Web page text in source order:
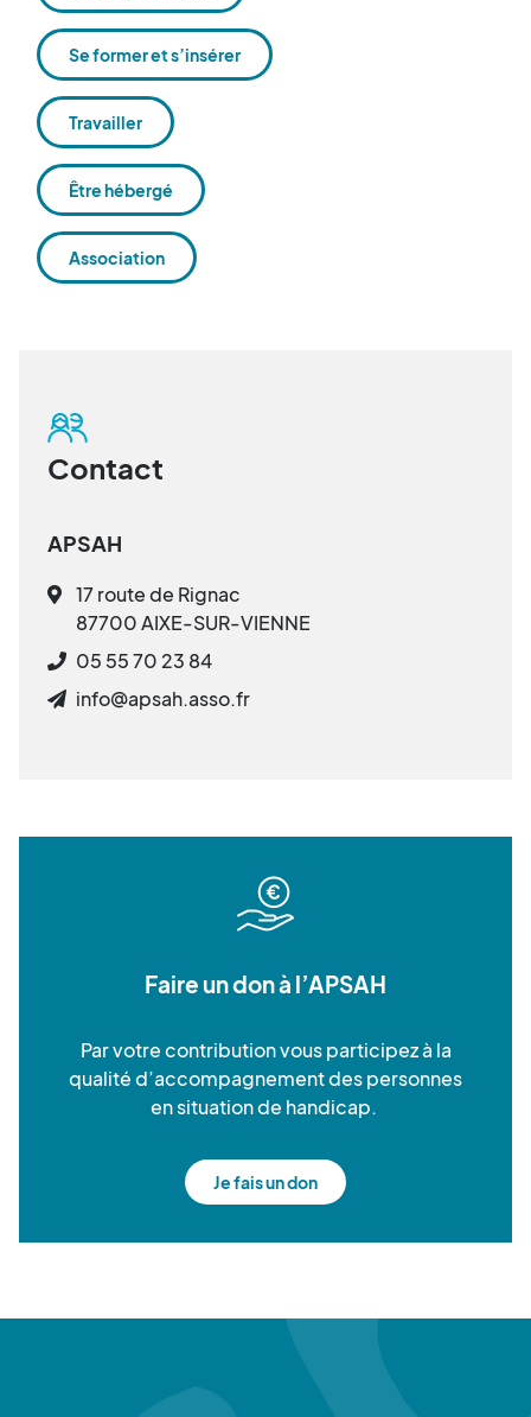
Se former et s’insérer
Travailler
Être hébergé
Association
Contact
APSAH
17 route de Rignac
87700 AIXE-SUR-VIENNE
05 55 70 23 84
info@apsah.asso.fr
Faire un don à l’APSAH
Par votre contribution vous participez à la
qualité d’accompagnement des personnes
en situation de handicap.
Je fais un don